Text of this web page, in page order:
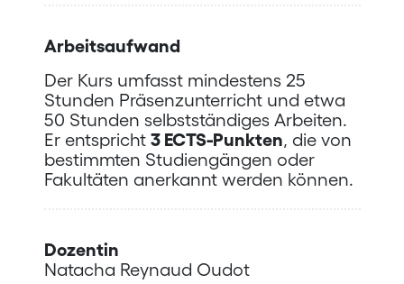
Arbeitsaufwand
Der Kurs umfasst mindestens 25
Stunden Präsenzunterricht und etwa
50 Stunden selbstständiges Arbeiten.
Er entspricht 3 ECTS-Punkten, die von
bestimmten Studiengängen oder
Fakultäten anerkannt werden können.
Dozentin
Natacha Reynaud Oudot